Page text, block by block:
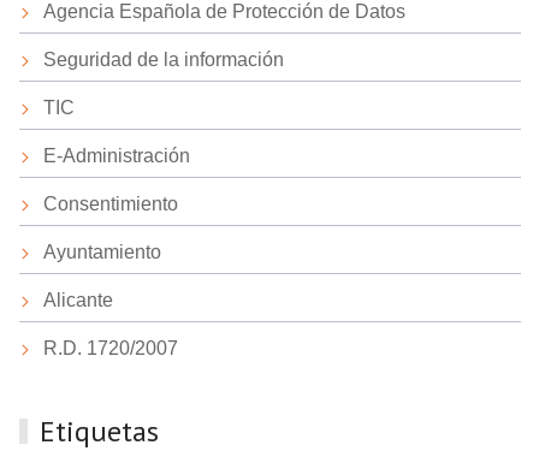
Agencia Española de Protección de Datos
Seguridad de la información
TIC
E-Administración
Consentimiento
Ayuntamiento
Alicante
R.D. 1720/2007
Etiquetas